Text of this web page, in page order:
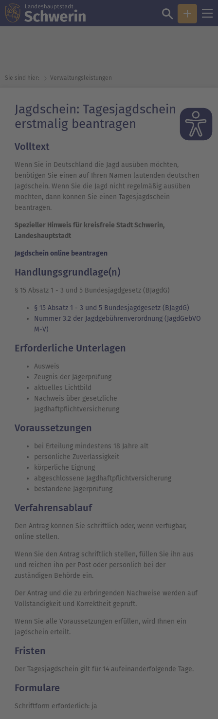
Sie sind hier: Verwaltungsleistungen
Jagdschein: Tagesjagdschein
erstmalig beantragen
Volltext
Wenn Sie in Deutschland die Jagd ausüben möchten,
benötigen Sie einen auf Ihren Namen lautenden deutschen
Jagdschein. Wenn Sie die Jagd nicht regelmäßig ausüben
möchten, dann können Sie einen Tagesjagdschein
beantragen.
Spezieller Hinweis für kreisfreie Stadt Schwerin,
Landeshauptstadt
Jagdschein online beantragen
Handlungsgrundlage(n)
§ 15 Absatz 1 - 3 und 5 Bundesjagdgesetz (BJagdG)
§ 15 Absatz 1 - 3 und 5 Bundesjagdgesetz (BJagdG)
Nummer 3.2 der Jagdgebührenverordnung (JagdGebVO
M-V)
Erforderliche Unterlagen
Ausweis
Zeugnis der Jägerprüfung
aktuelles Lichtbild
Nachweis über gesetzliche
Jagdhaftpflichtversicherung
Voraussetzungen
bei Erteilung mindestens 18 Jahre alt
persönliche Zuverlässigkeit
körperliche Eignung
abgeschlossene Jagdhaftpflichtversicherung
bestandene Jägerprüfung
Verfahrensablauf
Den Antrag können Sie schriftlich oder, wenn verfügbar,
online stellen.
Wenn Sie den Antrag schriftlich stellen, füllen Sie ihn aus
und reichen ihn per Post oder persönlich bei der
zuständigen Behörde ein.
Der Antrag und die zu erbringenden Nachweise werden auf
Vollständigkeit und Korrektheit geprüft.
Wenn Sie alle Voraussetzungen erfüllen, wird Ihnen ein
Jagdschein erteilt.
Fristen
Der Tagesjagdschein gilt für 14 aufeinanderfolgende Tage.
Formulare
Schriftform erforderlich: ja